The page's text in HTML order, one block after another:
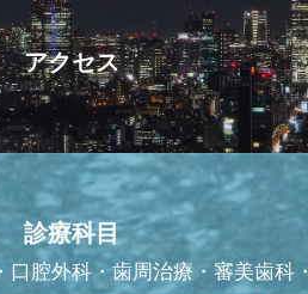
アクセス
診療科目
口腔外科・歯周治療・審美歯科